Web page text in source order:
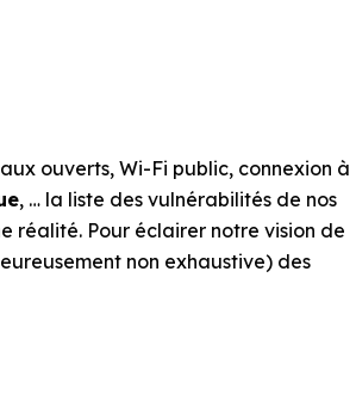
ouverts, Wi-Fi public, connexion à
, … la liste des vulnérabilités de nos
réalité. Pour éclairer notre vision de
non exhaustive) des